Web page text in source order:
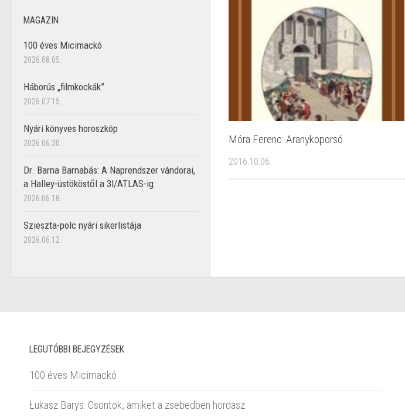
Móra Ferenc: Aranykoporsó
2016.10.06.
MAGAZIN
100 éves Micimackó
2026.08.05.
Háborús „filmkockák”
2026.07.15.
Nyári könyves horoszkóp
2026.06.30.
Dr. Barna Barnabás: A Naprendszer vándorai,
a Halley-üstököstől a 3I/ATLAS-ig
2026.06.18.
Szieszta-polc nyári sikerlistája
2026.06.12.
LEGUTÓBBI BEJEGYZÉSEK
100 éves Micimackó
Łukasz Barys: Csontok, amiket a zsebedben hordasz